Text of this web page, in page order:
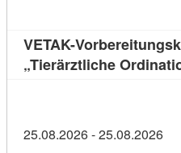
VETAK-
„Tierärztliche
25.08.2026 - 25.08.2026